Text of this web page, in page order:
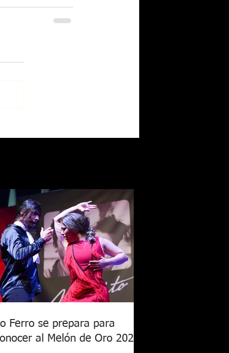
Ferro se prepara para
al Melón de Oro 2026